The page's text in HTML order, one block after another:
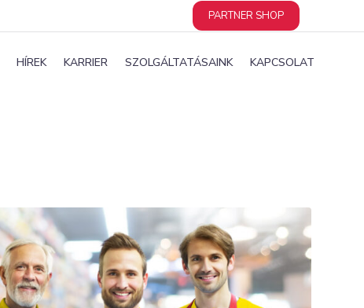
PARTNER SHOP
HÍREK KARRIER SZOLGÁLTATÁSAINK KAPCSOLAT